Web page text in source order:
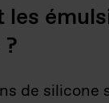
les
de silicone